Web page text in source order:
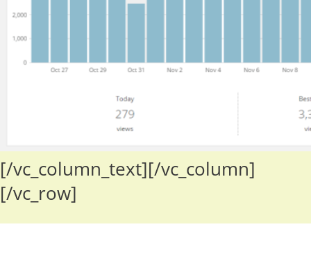
[/vc_column_text][/vc_column]
[/vc_row]